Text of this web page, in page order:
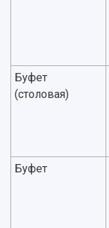
Буфет
(столовая)
Буфет